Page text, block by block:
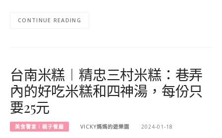
CONTINUE READING
台南米糕︱精忠三村米糕：巷弄
內的好吃米糕和四神湯，每份只
要25元
美食饗宴︱親子餐廳 VICKY媽媽的遊樂園 2024-01-18